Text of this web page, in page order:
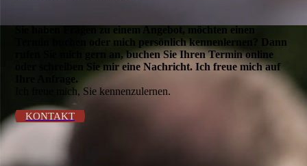
Sie haben Fragen zu einem Angebot, möchten einen
Termin buchen oder mich persönlich kennenlernen? Dann
rufen Sie mich gern an, buchen Sie Ihren Termin online
oder schreiben Sie mir eine Nachricht. Ich freue mich auf
Ihre Anfrage.
Ich freue mich, Sie kennenzulernen.
KONTAKT